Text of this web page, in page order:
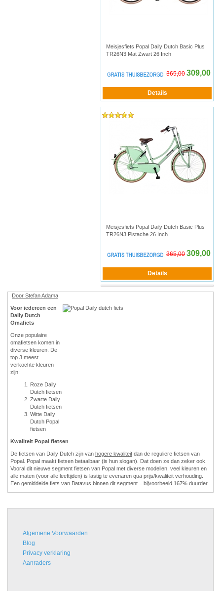
Meisjesfiets Popal Daily Dutch Basic Plus
TR26N3 Mat Zwart 26 Inch
365,00 309,00
Meisjesfiets Popal Daily Dutch Basic Plus
TR26N3 Pistache 26 Inch
365,00 309,00
Door Stefan Adama
Voor iedereen een
Daily Dutch
Omafiets
Onze populaire
omafietsen komen in
diverse kleuren. De
top 3 meest
verkochte kleuren
zijn:
Roze Daily
Dutch fietsen
Zwarte Daily
Dutch fietsen
Witte Daily
Dutch Popal
fietsen
Kwaliteit Popal fietsen
De fietsen van Daily Dutch zijn van hogere kwaliteit dan de reguliere fietsen van
Popal. Popal maakt fietsen betaalbaar (is hun slogan). Dat doen ze dan zeker ook.
Vooral dit nieuwe segment fietsen van Popal met diverse modellen, veel kleuren en
alle maten (voor alle leeftijden) is lastig te evenaren qua prijs/kwaliteit verhouding.
Een gemiddelde fiets van Batavus binnen dit segment = bijvoorbeeld 167% duurder.
Algemene Voorwaarden
Blog
Privacy verklaring
Aanraders